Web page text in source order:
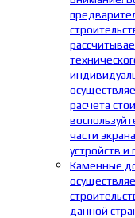
расчета
части
устройств и
Каменные
данной